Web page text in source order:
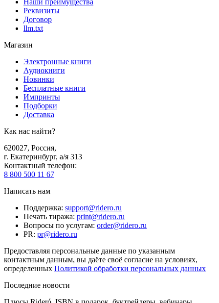
Реквизиты
Договор
llm.txt
Магазин
Электронные книги
Аудиокниги
Новинки
Бесплатные книги
Импринты
Подборки
Доставка
Как нас найти?
620027, Россия,
г. Екатеринбург, а/я 313
Контактный телефон:
8 800 500 11 67
Написать нам
Поддержка: support@ridero.ru
Печать тиража: print@ridero.ru
Вопросы по услугам: order@ridero.ru
PR: pr@ridero.ru
Предоставляя персональные данные по указанным
контактным данным, вы даёте своё согласие на условиях,
определенных Политикой обработки персональных данных
Последние новости